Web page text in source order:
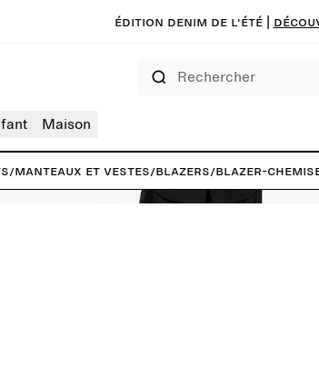
Édition denim de l'été |
Maison
/Manteaux et vestes/Blazers/Blazer-